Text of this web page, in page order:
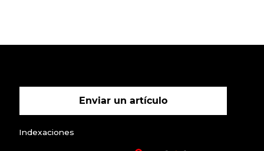
Enviar un artículo
Indexaciones